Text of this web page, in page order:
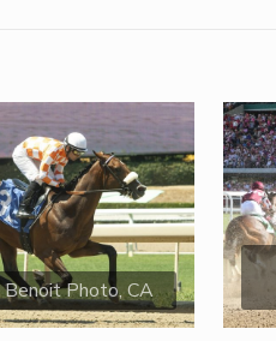
Benoit Photo, CA